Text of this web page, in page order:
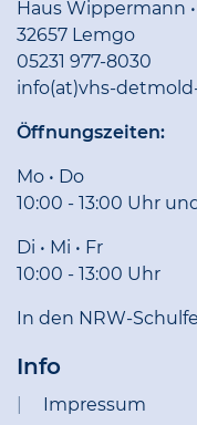
Haus Wippermann
32657 Lemgo
05231 977-8030
info(at)vhs-
Öffnungszeiten:
Mo • Do
10:00 - 13:00 Uhr
Di • Mi • Fr
10:00 - 13:00 Uhr
In den NRW-
Info
Impressum